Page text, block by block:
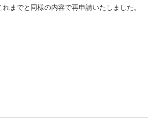
までと同様の内容で再申請いたしました。